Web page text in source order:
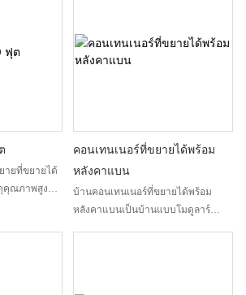
ายที่ขยายได้
คุณภาพสูง
คอนเทนเนอร์ที่ขยายได้พร้อม
หลังคาแบน
บ้านคอนเทนเนอร์ที่ขยายได้พร้อม
หลังคาแบนเป็นบ้านแบบโมดูลาร์